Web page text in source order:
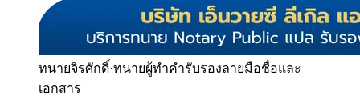
ทนายจิรศักดิ์·ทนายผู้ทำคำรับรองลายมือชื่อและ
เอกสาร